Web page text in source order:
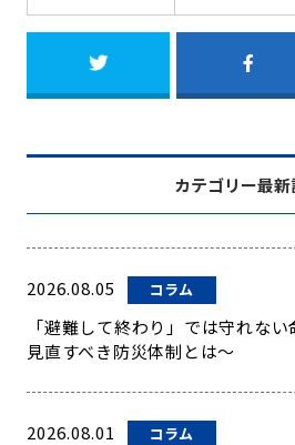
カテゴリー最新
2026.08.05 コラム
「避難して終わり」では守れな
見直すべき防災体制とは～
2026.08.01 コラム